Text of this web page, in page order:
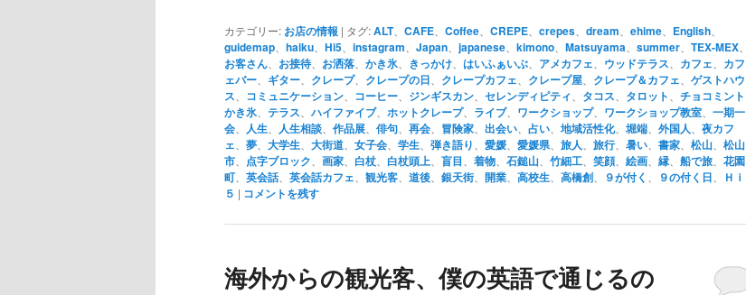
カテゴリー: お店の情報 | タグ:ALT、 CAFE Coffee CREPE crepes dream ehime English
guidemap haiku Hi5 instagram Japan japanese kimono Matsuyama summer TEX-MEX
お客さん お接待、 お洒落 かき氷 きっかけ はいふぁいぶ アメカフェ ウッドテラス カフェ
カフ
ェバー
ギター クレープ、 クレープの日 クレープカフェ クレープ屋 クレープ＆カフェ
ゲストハウ
ス
コミュニケーション コーヒー ジンギスカン セレンディピティ タコス タロット
チョコミント
かき氷
テラス ハイファイブ、 ホットクレープ、 ライブ、 ワークショップ、 ワークショップ教室
一期一
会
人生 人生相談 作品展 俳句 再会 冒険家 出会い 占い 地域活性化、 堀端 外国人
夜カフ
ェ
夢 大学生 大街道 女子会 学生 弾き語り 愛媛 愛媛県 旅人 旅行、 暑い 書家 松山
松山
市
点字ブロック 画家 白杖 白杖頭上 盲目 着物 石鎚山 竹細工 笑顔、 絵画 縁 船で旅
花園
町、 英会話、 英会話カフェ 観光客 道後 銀天街 開業 高校生 高橋創 ９が付く ９の付く日
Ｈｉ
５ | コメントを残す
海外からの観光客、僕の英語で通じるの